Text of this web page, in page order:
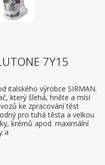
7Y15
italského výrobce SIRMAN.
který šlehá, hněte a mísí
ke zpracování těst
pro tuhá těsta a velkou
krémů apod. maximální
a